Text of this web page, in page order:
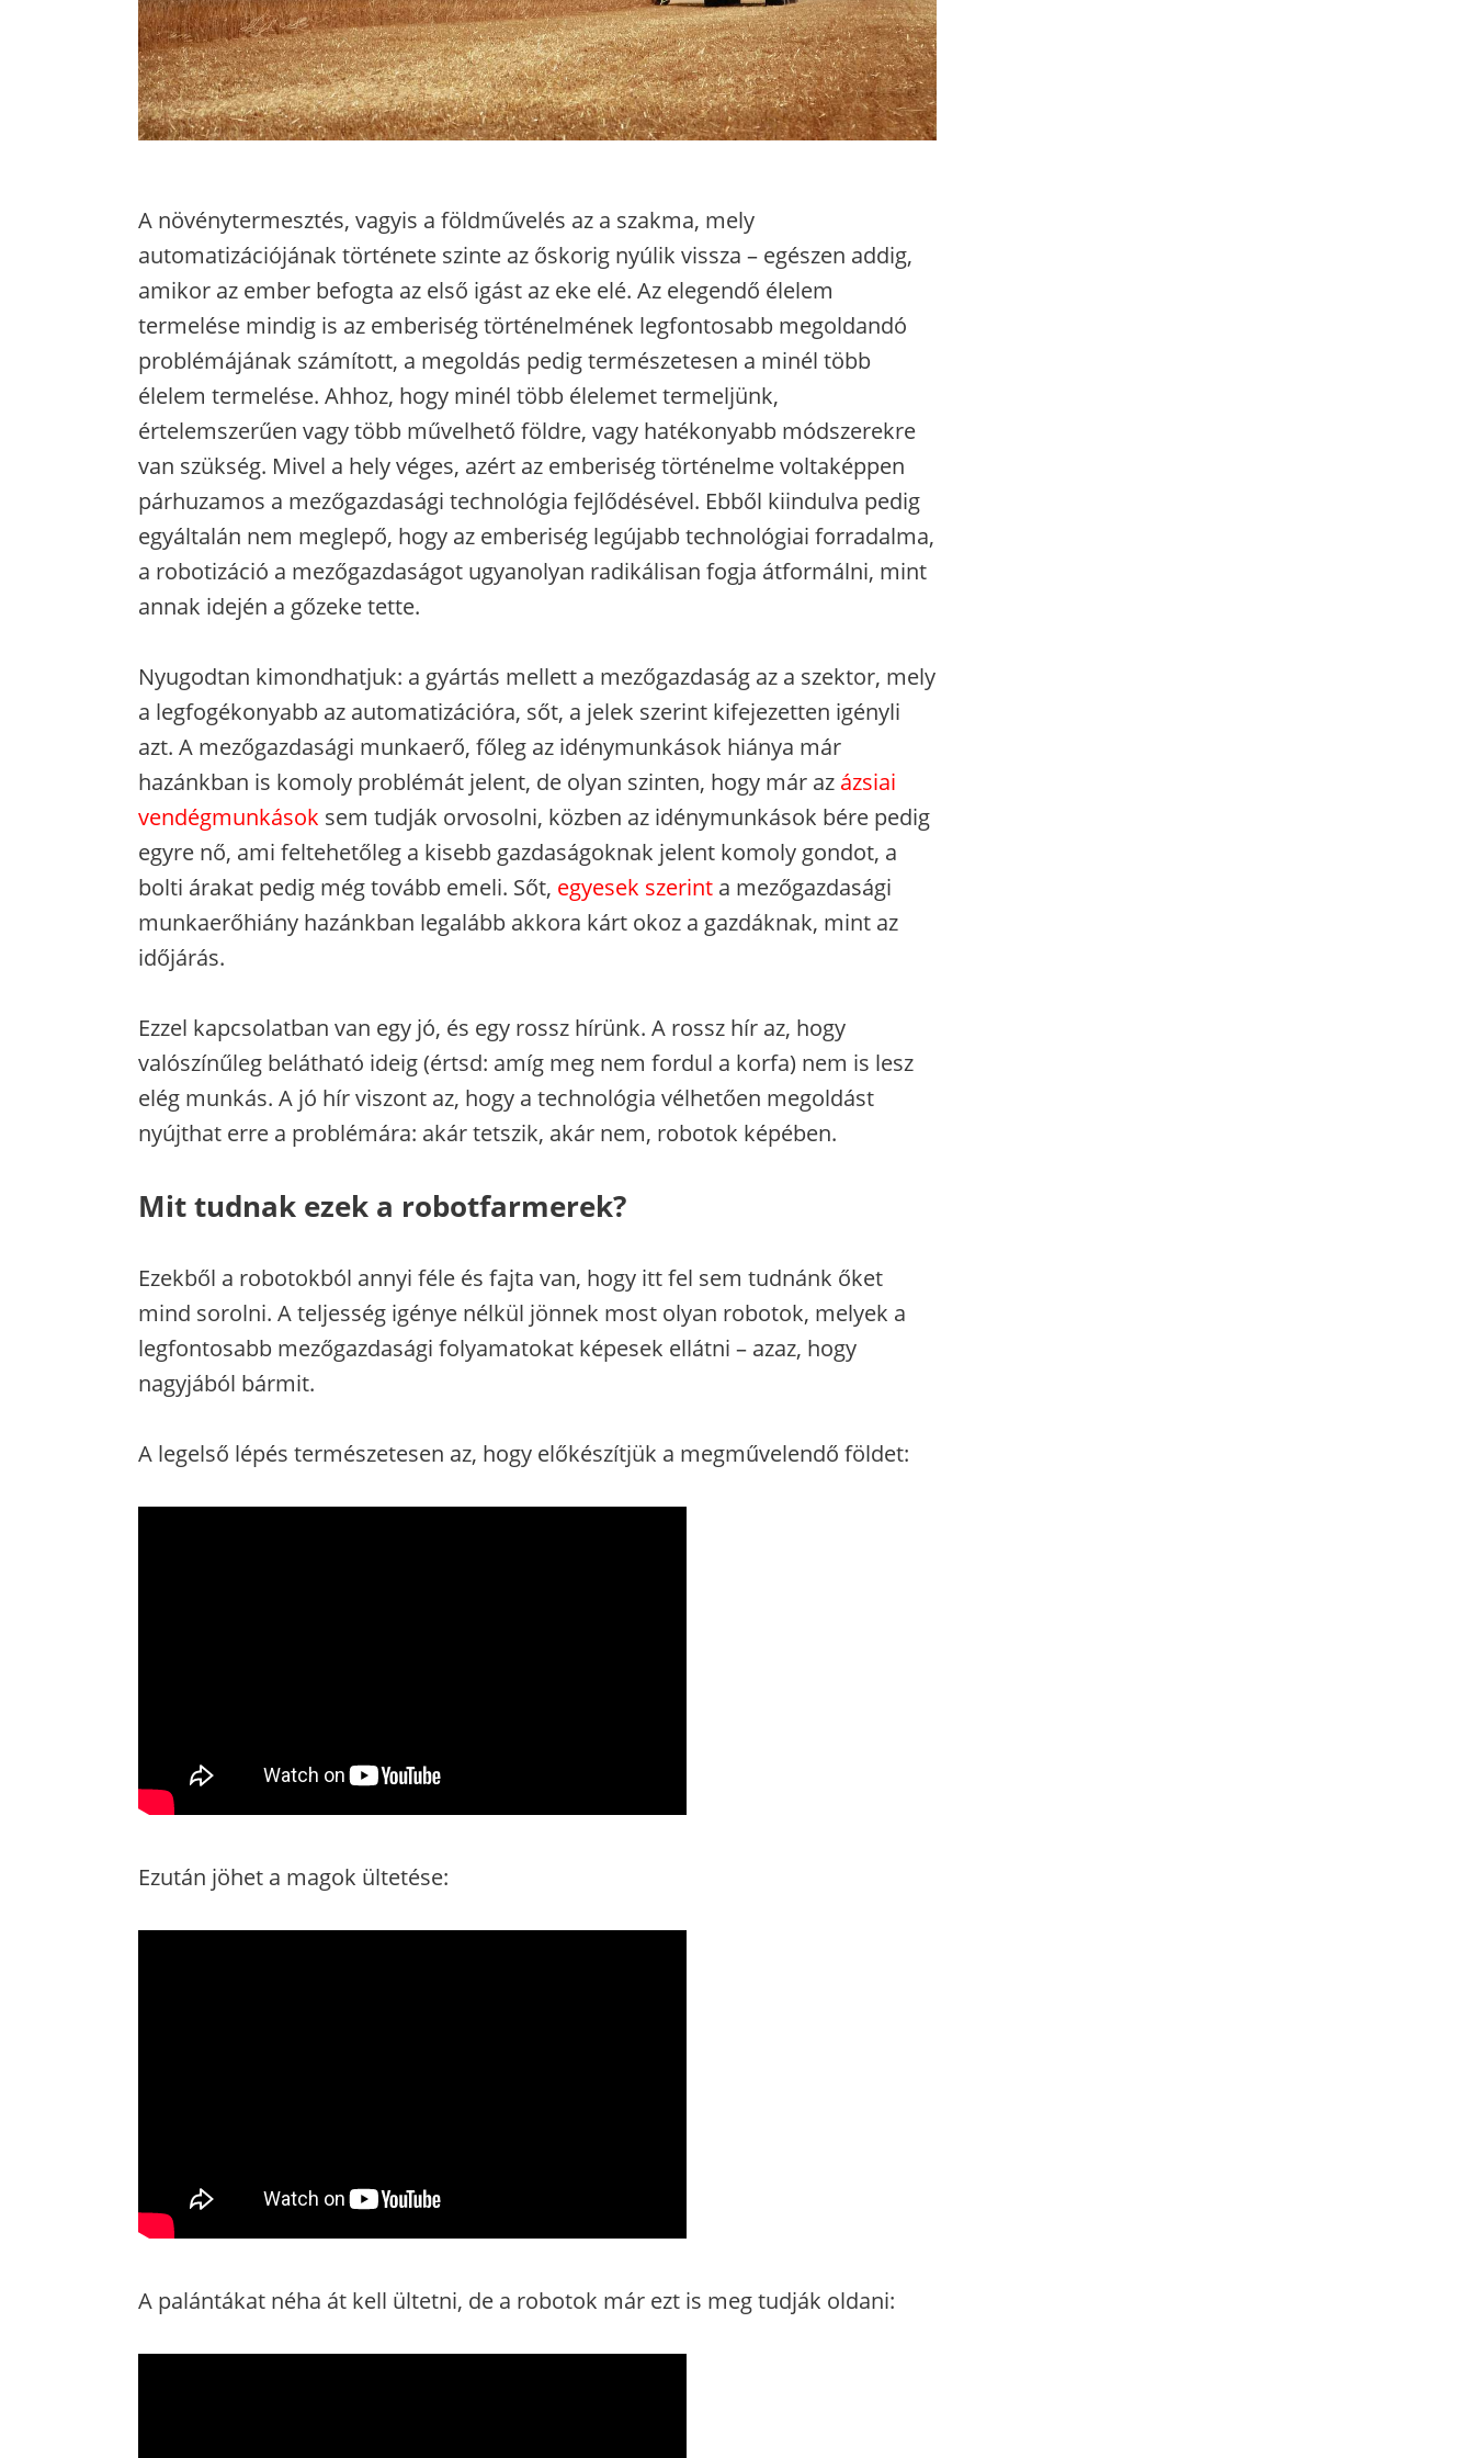
A növénytermesztés, vagyis a földművelés az a szakma, mely
automatizációjának története szinte az őskorig nyúlik vissza – egészen addig,
amikor az ember befogta az első igást az eke elé. Az elegendő élelem
termelése mindig is az emberiség történelmének legfontosabb megoldandó
problémájának számított, a megoldás pedig természetesen a minél több
élelem termelése. Ahhoz, hogy minél több élelemet termeljünk,
értelemszerűen vagy több művelhető földre, vagy hatékonyabb módszerekre
van szükség. Mivel a hely véges, azért az emberiség történelme voltaképpen
párhuzamos a mezőgazdasági technológia fejlődésével. Ebből kiindulva pedig
egyáltalán nem meglepő, hogy az emberiség legújabb technológiai forradalma,
a robotizáció a mezőgazdaságot ugyanolyan radikálisan fogja átformálni, mint
annak idején a gőzeke tette.
Nyugodtan kimondhatjuk: a gyártás mellett a mezőgazdaság az a szektor, mely
a legfogékonyabb az automatizációra, sőt, a jelek szerint kifejezetten igényli
azt. A mezőgazdasági munkaerő, főleg az idénymunkások hiánya már
hazánkban is komoly problémát jelent, de olyan szinten, hogy már az ázsiai
vendégmunkások sem tudják orvosolni, közben az idénymunkások bére pedig
egyre nő, ami feltehetőleg a kisebb gazdaságoknak jelent komoly gondot, a
bolti árakat pedig még tovább emeli. Sőt, egyesek szerinta mezőgazdasági
munkaerőhiány hazánkban legalább akkora kárt okoz a gazdáknak, mint az
időjárás.
Ezzel kapcsolatban van egy jó, és egy rossz hírünk. A rossz hír az, hogy
valószínűleg belátható ideig (értsd: amíg meg nem fordul a korfa) nem is lesz
elég munkás. A jó hír viszont az, hogy a technológia vélhetően megoldást
nyújthat erre a problémára: akár tetszik, akár nem, robotok képében.
Mit tudnak ezek a robotfarmerek?
Ezekből a robotokból annyi féle és fajta van, hogy itt fel sem tudnánk őket
mind sorolni. A teljesség igénye nélkül jönnek most olyan robotok, melyek a
legfontosabb mezőgazdasági folyamatokat képesek ellátni – azaz, hogy
nagyjából bármit.
A legelső lépés természetesen az, hogy előkészítjük a megművelendő földet:
Ezután jöhet a magok ültetése:
A palántákat néha át kell ültetni, de a robotok már ezt is meg tudják oldani: